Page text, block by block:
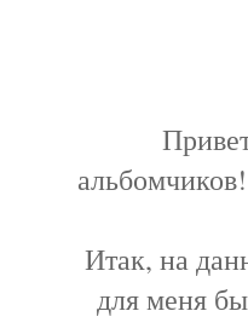
Итак, на
для меня